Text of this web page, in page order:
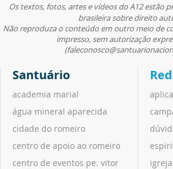
Os textos, fotos, artes e vídeos do A12 estão
brasileira sobre direito
Não reproduza o conteúdo em outro meio de
impresso, sem autorização
Santuário
academia marial
água mineral aparecida
cidade do romeiro
centro de apoio ao romeiro
centro de eventos pe. vitor
igreja